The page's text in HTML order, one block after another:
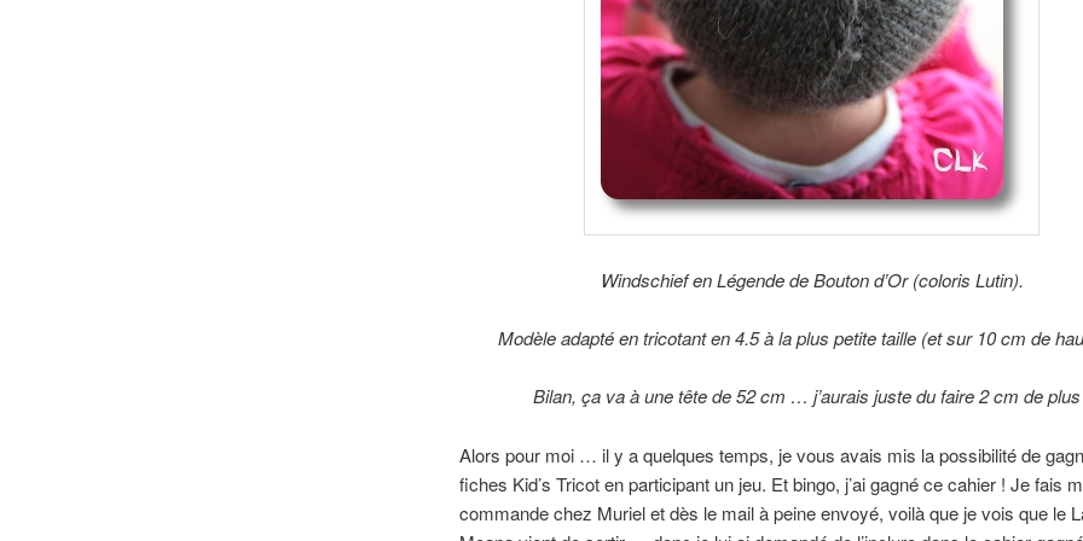
Windschief en Légende de Bouton d’Or (coloris Lutin).
Modèle adapté en tricotant en 4.5 à la plus petite taille (et sur 10 cm de
Bilan, ça va à une tête de 52 cm … j’aurais juste du faire 2 cm de
Alors pour moi … il y a quelques temps, je vous avais mis la possibilité de
fiches Kid’s Tricot en participant un jeu. Et bingo, j’ai gagné ce cahier ! Je fais
commande chez Muriel et dès le mail à peine envoyé, voilà que je vois que le